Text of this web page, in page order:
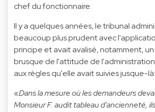
chef du fonctionnaire.
Il y a quelques années, le tribunal
beaucoup plus prudent avec
principe et avait avalisé, notamment,
brusque de l'attitude de
aux règles qu'elle avait suivies jusque-là:
«Dans la mesure où les demandeurs
Monsieur F. audit tableau d'ancienneté,